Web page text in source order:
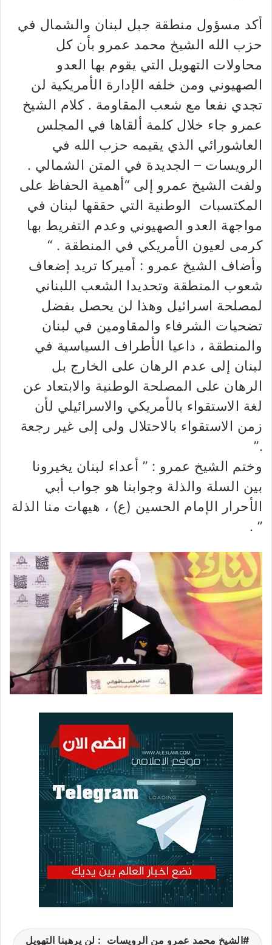
أكد مسؤول منطقة جبل لبنان والشمال في
حزب الله الشيخ محمد عمرو بأن كل
محاولات التهويل التي يقوم بها العدو
الصهيوني ومن خلفه الإدارة الأمريكية لن
تجدي نفعا مع شعب المقاومة . كلام الشيخ
عمرو جاء خلال كلمة ألقاها في المجلس
العاشورائي الذي يقيمه حزب الله في
الرويسات – الجديدة في المتن الشمالي .
ولفت الشيخ عمرو إلى “أهمية الحفاظ على
المكتسبات الوطنية التي حققها لبنان في
مواجهة العدو الصهيوني وعدم التفريط بها
كرمى لعيون الأمريكي في المنطقة . “
وأضاف الشيخ عمرو : أميركا تريد إضعاف
شعوب المنطقة وتحديدا الشعب اللبناني
لمصلحة اسرائيل وهذا لن يحصل بفضل
تضحيات الشرفاء والمقاومين في لبنان
والمنطقة ، داعيا الأطراف السياسية في
لبنان إلى عدم الرهان على الخارج بل
الرهان على المصلحة الوطنية والابتعاد عن
لغة الاستقواء بالأمريكي والاسرائيلي لأن
زمن الاستقواء بالاحتلال ولى إلى غير رجعة
.”
وختم الشيخ عمرو : ” أعداء لبنان يخيرونا
بين السلة والذلة وجوابنا هو جواب أبي
الأحرار الإمام الحسين (ع) ، هيهات منا الذلة
” .
▶
الشيخ محمد عمرو من الرويسات : لن يرهبنا التهويل